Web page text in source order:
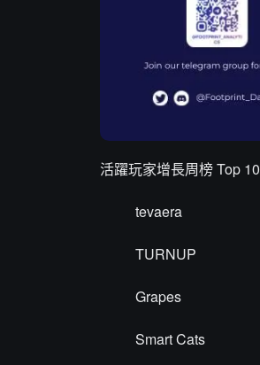
活躍玩家增長周榜 Top 10
tevaera
TURNUP
Grapes
Smart Cats